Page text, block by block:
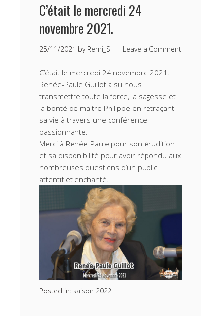
C’était le mercredi 24
novembre 2021.
25/11/2021 by Remi_S Leave a Comment
C’était le mercredi 24 novembre 2021.
Renée-Paule Guillot a su nous
transmettre toute la force, la sagesse et
la bonté de maitre Philippe en retraçant
sa vie à travers une conférence
passionnante.
Merci à Renée-Paule pour son érudition
et sa disponibilité pour avoir répondu aux
nombreuses questions d’un public
attentif et enchanté.
Posted in: saison 2022